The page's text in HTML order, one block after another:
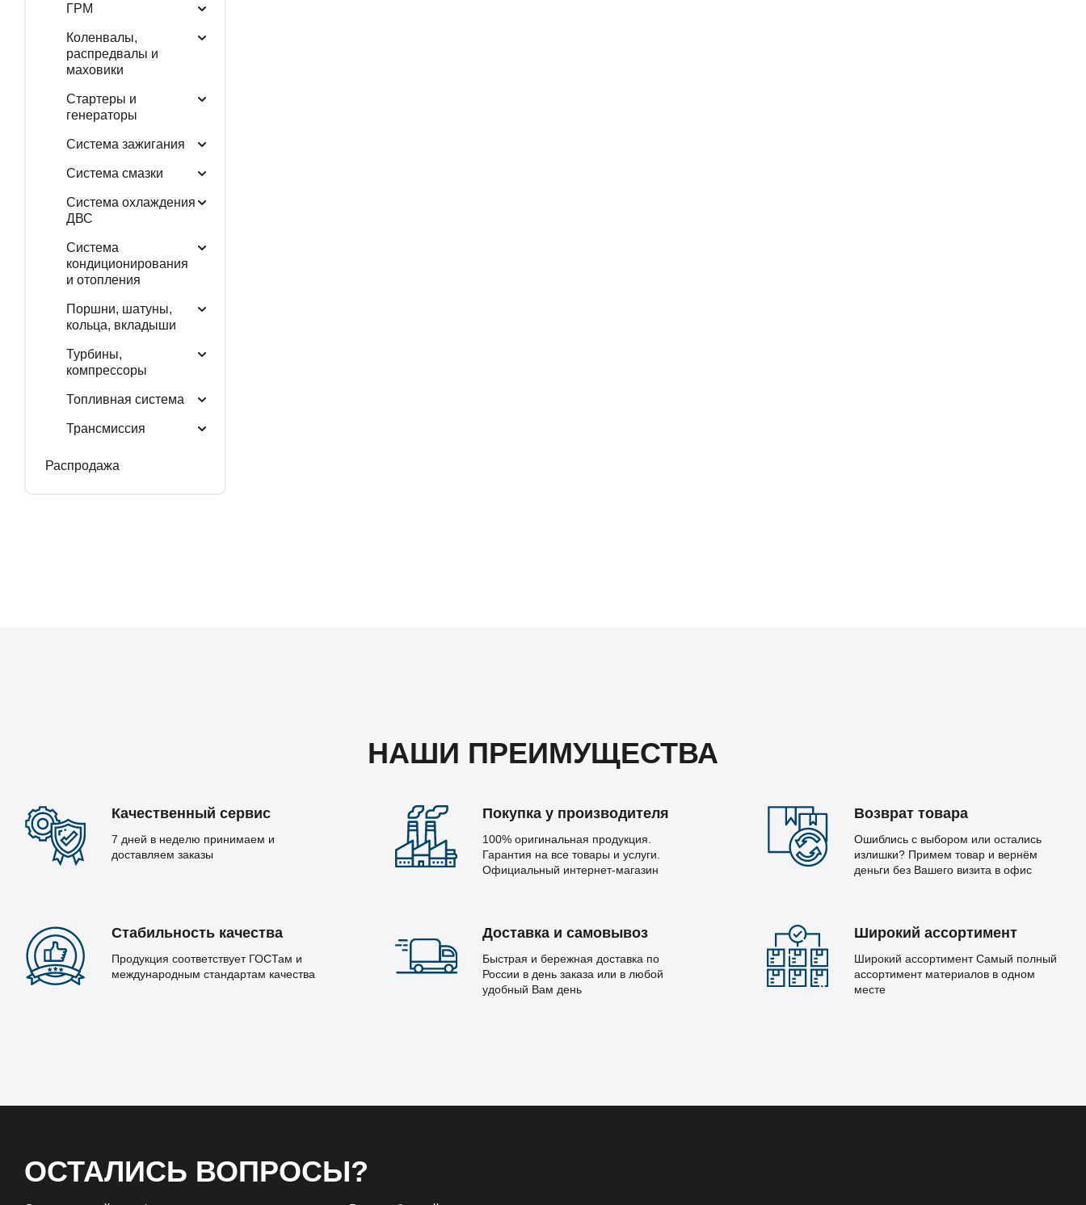
ГРМ
Коленвалы,
распредвалы и
маховики
Стартеры и
генераторы
Система зажигания
Система смазки
Система охлаждения
ДВС
Система
кондиционирования
и отопления
Поршни, шатуны,
кольца, вкладыши
Турбины,
компрессоры
Топливная система
Трансмиссия
Распродажа
НАШИ ПРЕИМУЩЕСТВА
Качественный сервис
7 дней в неделю принимаем и
доставляем заказы
Покупка у производителя
100% оригинальная продукция.
Гарантия на все товары и услуги.
Официальный интернет-магазин
Возврат товара
Ошиблись с выбором или остались
излишки? Примем товар и вернём
деньги без Вашего визита в офис
Стабильность качества
Продукция соответствует ГОСТам и
международным стандартам качества
Доставка и самовывоз
Быстрая и бережная доставка по
России в день заказа или в любой
удобный Вам день
Широкий ассортимент
Широкий ассортимент Самый полный
ассортимент материалов в одном
месте
ОСТАЛИСЬ ВОПРОСЫ?